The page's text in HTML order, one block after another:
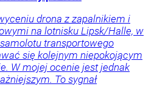
drona z zapalnikiem i
na lotnisku Lipsk/Halle, w
transportowego
się kolejnym niepokojącym
W mojej ocenie jest jednak
To sygnał